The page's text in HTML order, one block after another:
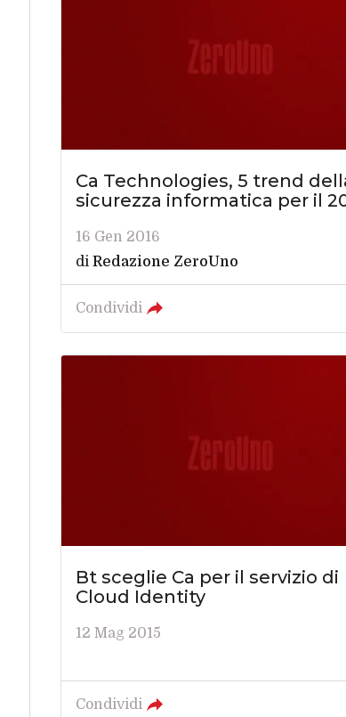
Ca Technologies, 5 trend
sicurezza informatica per il
16 Gen 2016
di Redazione ZeroUno
Condividi
Bt sceglie Ca per il servizio di
Cloud Identity
12 Mag 2015
Condividi